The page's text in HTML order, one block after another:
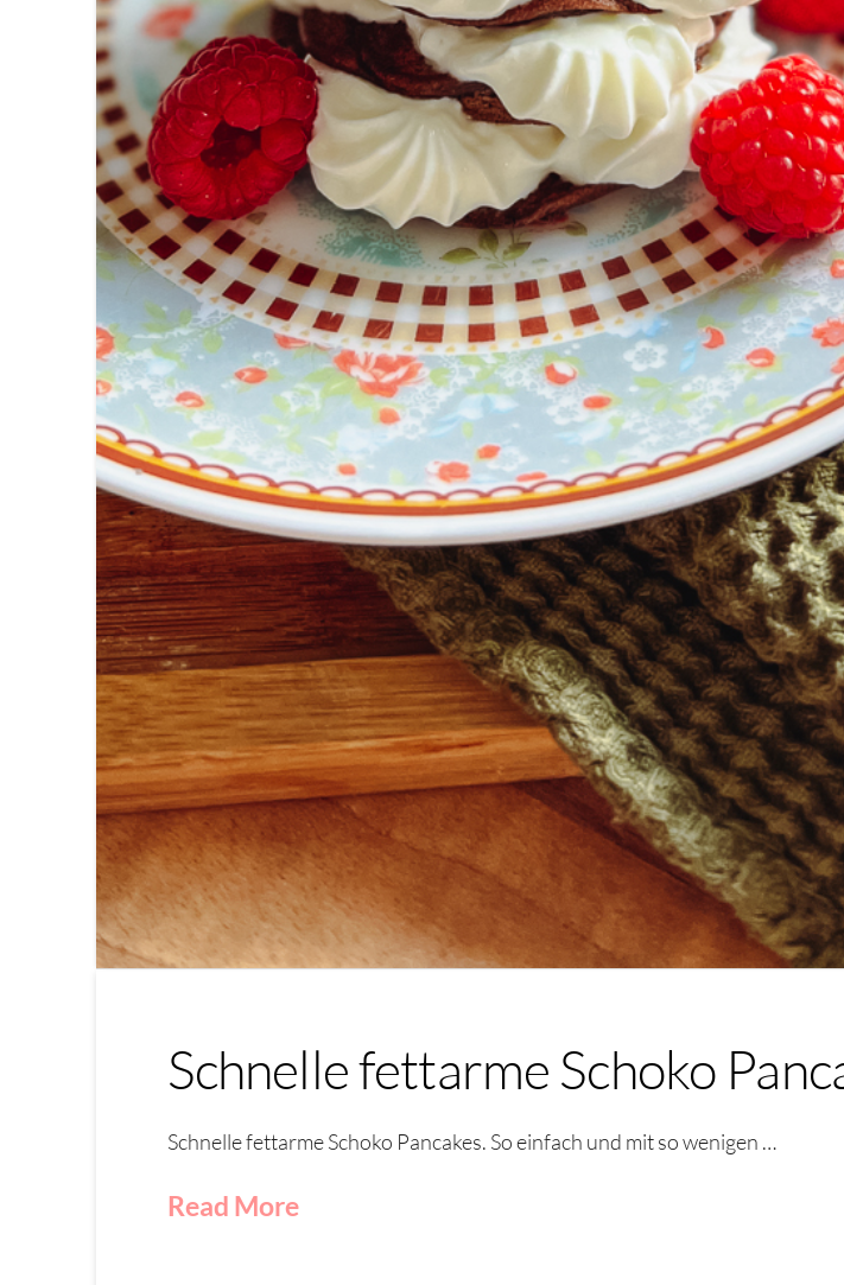
Schnelle fettarme Schoko
Schnelle fettarme Schoko Pancakes. So einfach und mit so wenigen …
Read More